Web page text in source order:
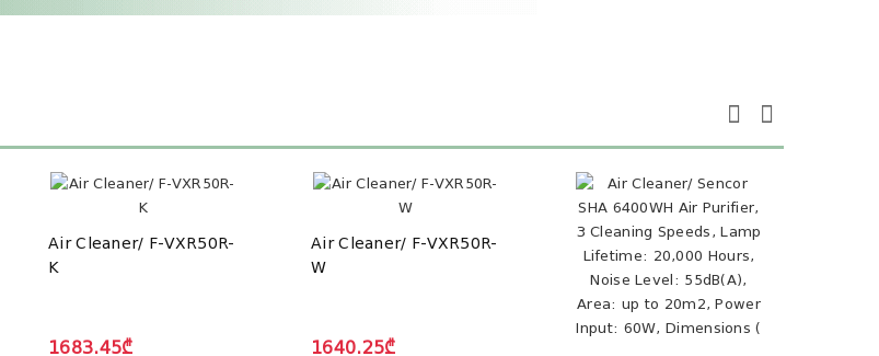
Air Cleaner/ F-VXR50R-
K
1683.45₾
Air Cleaner/ F-VXR50R-
W
1640.25₾